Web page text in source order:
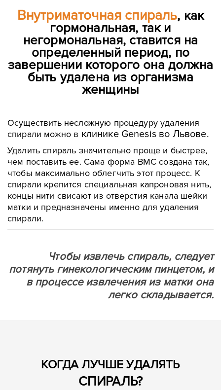
Внутриматочная спираль, как
гормональная, так и
негормональная, ставится на
определенный период, по
завершении которого она должна
быть удалена из организма
женщины
Осуществить несложную процедуру удаления
спирали можно в клинике Genesis во Львове.
Удалить спираль значительно проще и быстрее,
чем поставить ее. Сама форма ВМС создана так,
чтобы максимально облегчить этот процесс. К
спирали крепится специальная капроновая нить,
концы нити свисают из отверстия канала шейки
матки и предназначены именно для удаления
спирали.
Чтобы извлечь спираль, следует
потянуть гинекологическим пинцетом, и
в процессе извлечения из матки она
легко складывается.
КОГДА ЛУЧШЕ УДАЛЯТЬ
СПИРАЛЬ?